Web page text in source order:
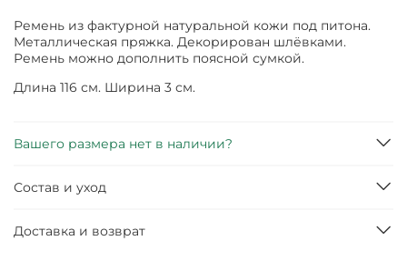
Ремень из фактурной натуральной кожи под питона.
Металлическая пряжка. Декорирован шлёвками.
Ремень можно дополнить поясной сумкой.
Длина 116 см. Ширина 3 см.
Вашего размера нет в наличии?
Состав и уход
Доставка и возврат